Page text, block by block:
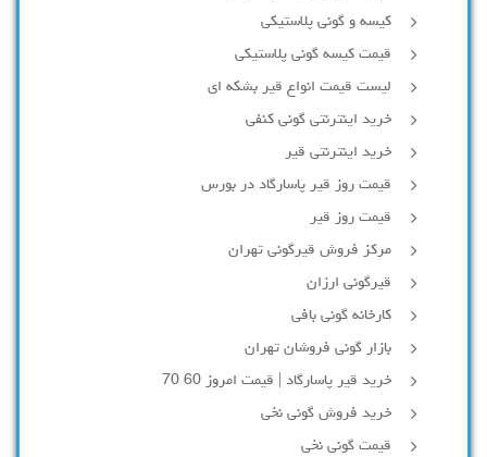
کیسه و گونی پلاستیکی
قیمت کیسه گونی پلاستیکی
لیست قیمت انواع قیر بشکه ای
خرید اینترنتی گونی کنفی
خرید اینترنتی قیر
قیمت روز قیر پاسارگاد در بورس
قیمت روز قیر
مرکز فروش قیرگونی تهران
قیرگونی ارزان
کارخانه گونی بافی
بازار گونی فروشان تهران
خرید قیر پاسارگاد | قیمت امروز 60 70
خرید فروش گونی نخی
قیمت گونی نخی